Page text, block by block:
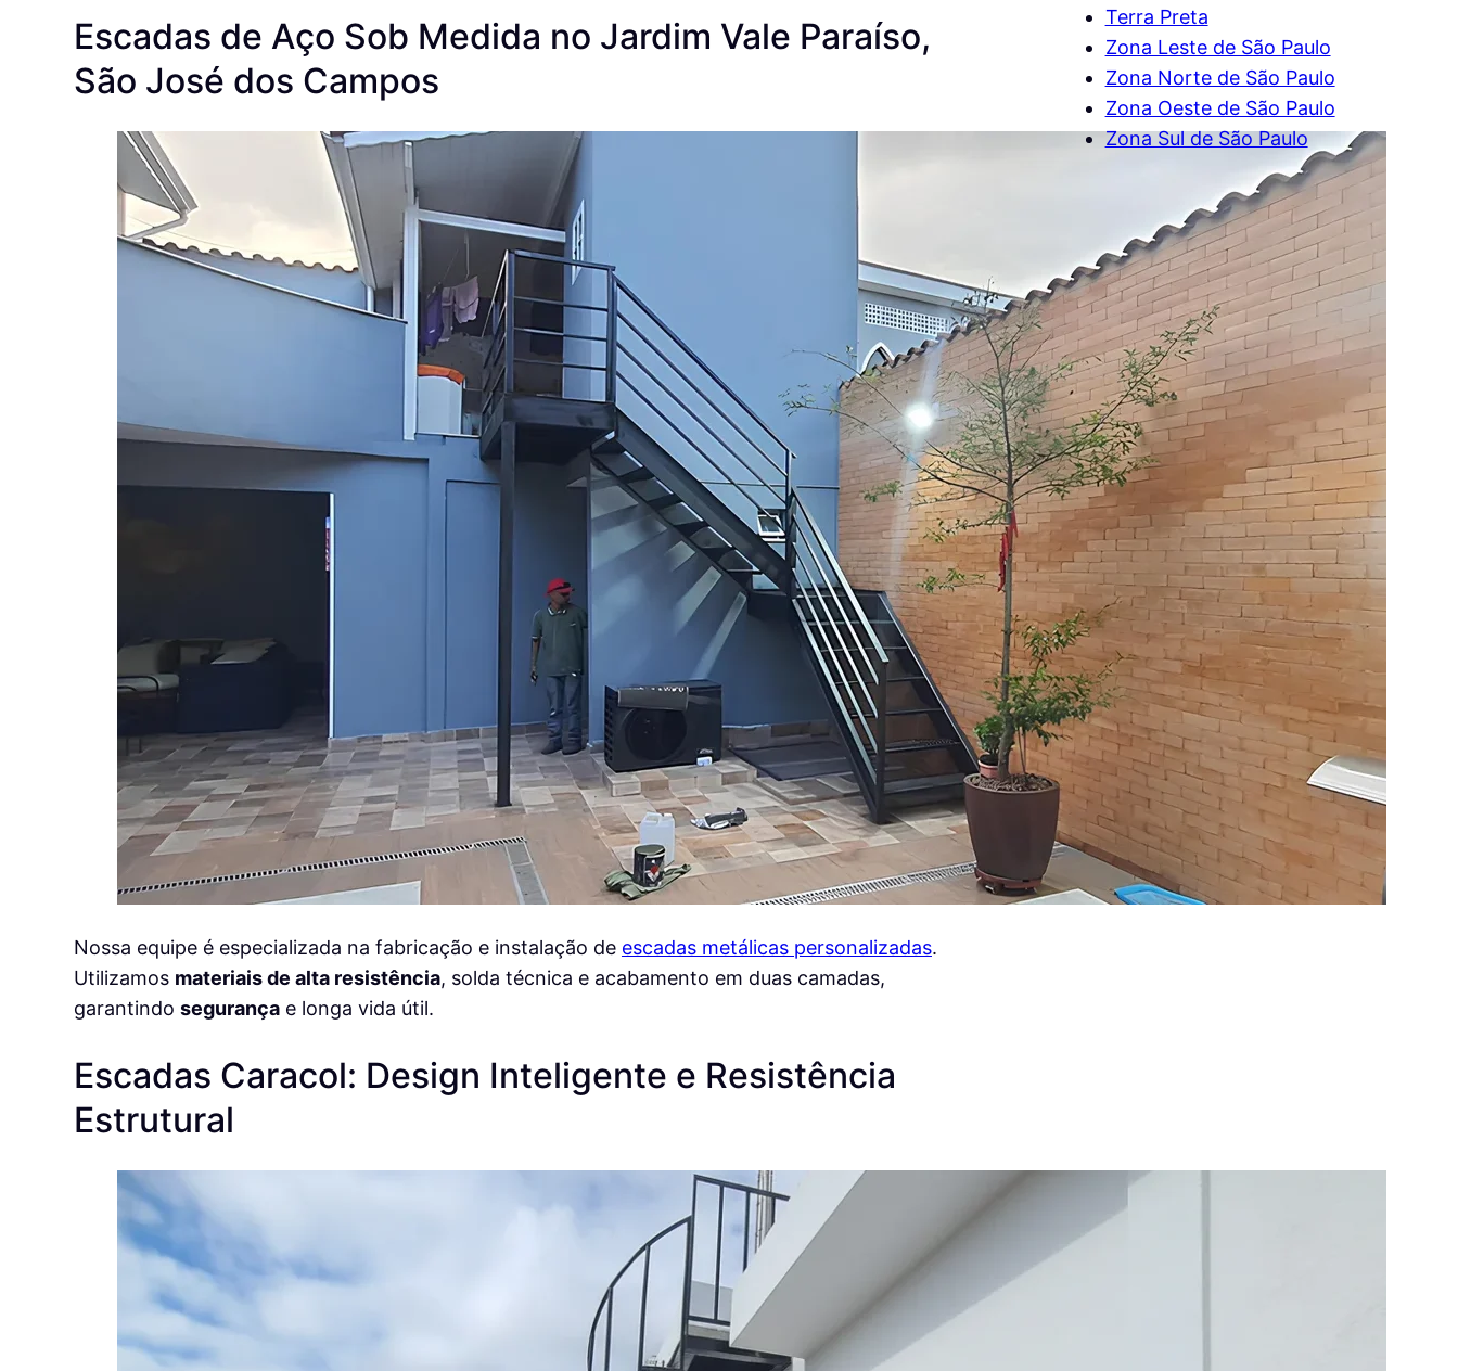
Escadas de Aço Sob Medida no Jardim Vale Paraíso,
São José dos Campos
Nossa equipe é especializada na fabricação e instalação de escadas metálicas personalizadas.
Utilizamos materiais de alta resistência, solda técnica e acabamento em duas camadas,
garantindo segurançae longa vida útil.
Escadas Caracol: Design Inteligente e Resistência
Estrutural
Terra Preta
Zona Leste de São Paulo
Zona Norte de São Paulo
Zona Oeste de São Paulo
Zona Sul de São Paulo